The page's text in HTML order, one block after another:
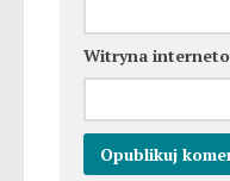
Witryna